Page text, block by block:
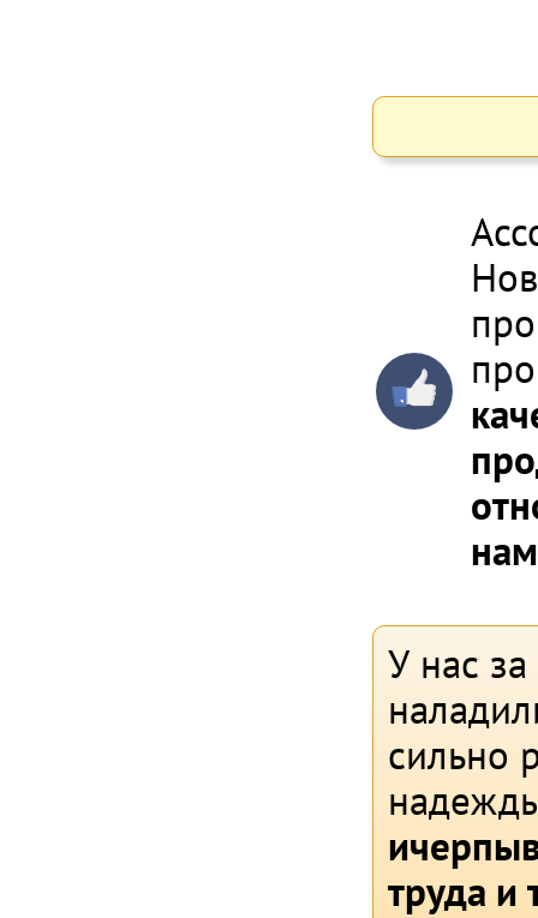
У нас
сильно
труда и